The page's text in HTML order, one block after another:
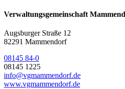
Verwaltungsgemeinschaft
Augsburger Straße 12
82291 Mammendorf
08145 84-0
08145 1225
info@vgmammendorf.de
www.vgmammendorf.de